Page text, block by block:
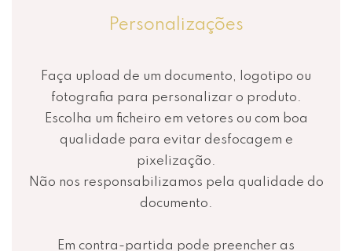
Personalizações
Faça upload de um documento, logotipo ou
fotografia para personalizar o produto.
Escolha um ficheiro em vetores ou com boa
qualidade para evitar desfocagem e
pixelização.
Não nos responsabilizamos pela qualidade do
documento.
Em contra-partida pode preencher as